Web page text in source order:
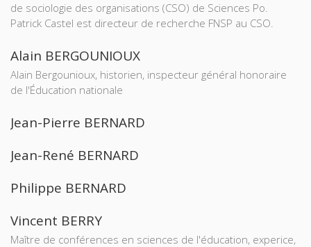
de sociologie des organisations (CSO) de Sciences Po.
Patrick Castel est directeur de recherche FNSP au CSO.
Alain BERGOUNIOUX
Alain Bergounioux, historien, inspecteur général honoraire
de l'Éducation nationale
Jean-Pierre BERNARD
Jean-René BERNARD
Philippe BERNARD
Vincent BERRY
Maître de conférences en sciences de l'éducation, experice,